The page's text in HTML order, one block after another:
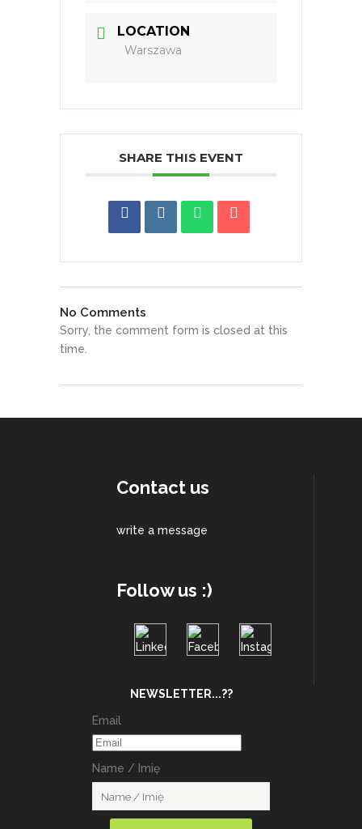
LOCATION
Warszawa
SHARE THIS EVENT
No Comments
Sorry, the comment form is closed at this
time.
Contact us
write a message
Follow us :)
NEWSLETTER...??
Email
Name / Imię